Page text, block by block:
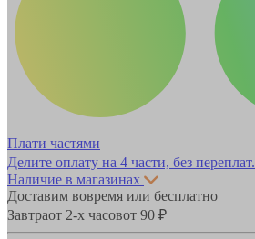
Плати частями
Делите оплату на 4 части, без переплат.
Наличие в магазинах
Доставим вовремя или бесплатно
Завтраот 2-х часовот 90 ₽